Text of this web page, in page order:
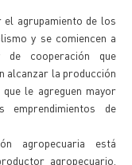
agrupamiento de los
y se comiencen a
de cooperación que
alcanzar la producción
le agreguen mayor
de
agropecuaria está
agropecuario.